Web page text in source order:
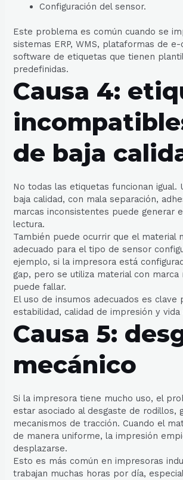
Configuración del sensor.
Este problema es común cuando se
sistemas ERP, WMS, plataformas de
software de etiquetas que tienen
predefinidas.
Causa 4:
de baja
No todas las etiquetas funcionan igual.
baja calidad, con mala separación,
marcas inconsistentes puede generar
lectura.
También puede ocurrir que el material
adecuado para el tipo de sensor
ejemplo, si la impresora está
gap, pero se utiliza material con marca
puede fallar.
El uso de insumos adecuados es clave
estabilidad, calidad de impresión y vida
Causa 5:
mecánico
Si la impresora tiene mucho uso, el
estar asociado al desgaste de rodillos,
mecanismos de tracción. Cuando el
de manera uniforme, la impresión
desplazarse.
Esto es más común en impresoras
trabajan muchas horas por día,